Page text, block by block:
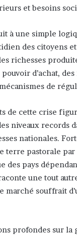
et besoins
à une simple
des citoyens
richesses
d’achat,
de
de cette crise
niveaux records
nationales.
terre pastorale
pays
une tout
souffrait
profondes sur la